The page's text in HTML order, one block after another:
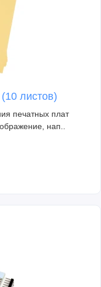
листов)
печатных плат
нап..